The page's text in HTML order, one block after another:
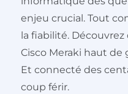
enjeu crucial. Tout
la fiabilité.
Cisco Meraki haut de
Et connecté des
coup férir.